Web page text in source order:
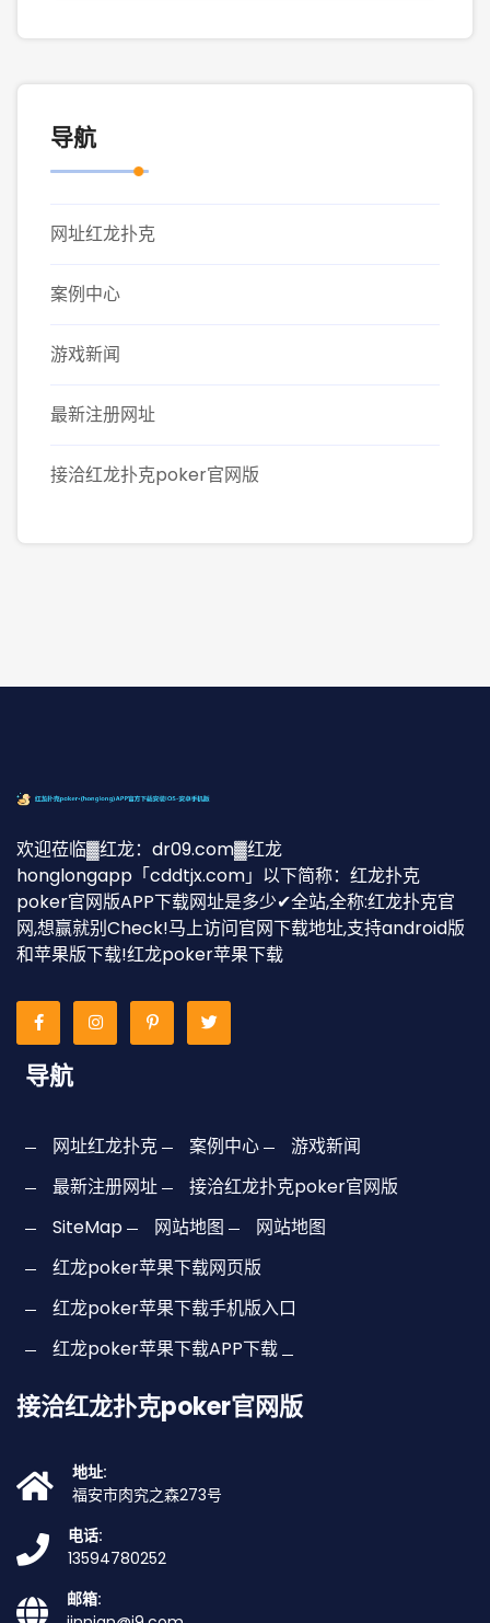
导航
网址红龙扑克
案例中心
游戏新闻
最新注册网址
接洽红龙扑克poker官网版
欢迎莅临▓红龙：dr09.com▓红龙
honglongapp「cddtjx.com」以下简称：红龙扑克
poker官网版APP下载网址是多少✔全站,全称:红龙扑克官
网,想赢就别Check!马上访问官网下载地址,支持android版
和苹果版下载!红龙poker苹果下载
导航
网址红龙扑克 案例中心
游戏新闻
最新注册网址
接洽红龙扑克poker官网版
SiteMap
网站地图
网站地图
红龙poker苹果下载网页版
红龙poker苹果下载手机版入口
红龙poker苹果下载APP下载
接洽红龙扑克poker官网版
地址:
福安市肉究之森273号
电话:
13594780252
邮箱: